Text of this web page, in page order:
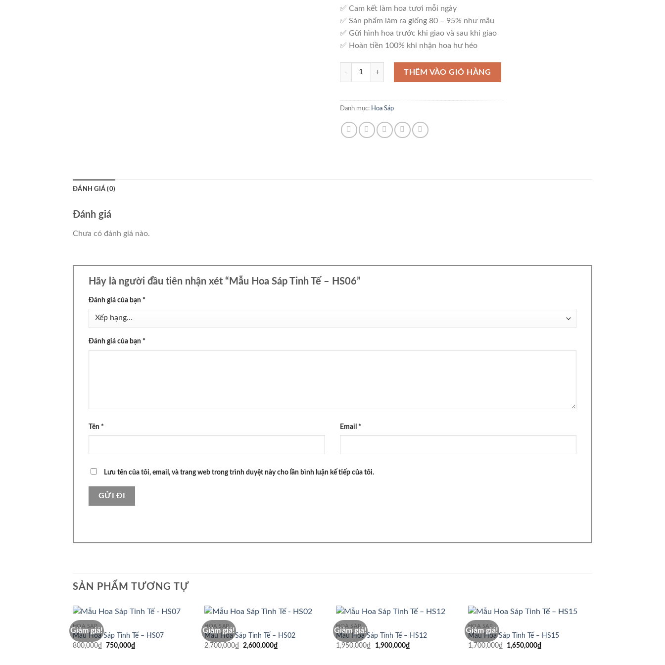
✅ Cam kết làm hoa tươi mỗi ngày
✅ Sản phẩm làm ra giống 80 – 95% như mẫu
✅ Gửi hình hoa trước khi giao và sau khi giao
✅ Hoàn tiền 100% khi nhận hoa hư héo
Mẫu Hoa Sáp Tinh Tế - HS06 số lượng
THÊM VÀO GIỎ HÀNG
Danh mục: Hoa Sáp
ĐÁNH GIÁ (0)
Đánh giá
Chưa có đánh giá nào.
Hãy là người đầu tiên nhận xét “Mẫu Hoa Sáp Tinh Tế – HS06”
Đánh giá của bạn *
Đánh giá của bạn *
Tên * Email *
Lưu tên của tôi, email, và trang web trong trình duyệt này cho lần bình luận kế tiếp của tôi.
SẢN PHẨM TƯƠNG TỰ
Giảm giá!
HOA SÁP
Mẫu Hoa Sáp Tinh Tế – HS07
800,000₫ Giá
750,000₫
Giảm giá!
HOA SÁP
Mẫu Hoa Sáp Tinh Tế – HS02
2,700,000₫ Giá
2,600,000₫
Giảm giá!
HOA SÁP
Mẫu Hoa Sáp Tinh Tế – HS12
1,950,000₫
Giá
1,900,000₫Giá
hiện
Giảm giá!
HOA SÁP
Mẫu Hoa Sáp Tinh Tế – HS15
1,700,000₫
Giá
1,650,000₫Giá
hiện